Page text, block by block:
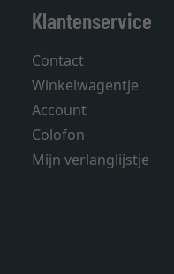
Klantenservice
Contact
Winkelwagentje
Account
Colofon
Mijn verlanglijstje